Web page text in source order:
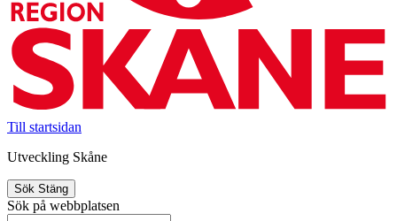
Till startsidan
Utveckling Skåne
Sök Stäng
Sök på webbplatsen